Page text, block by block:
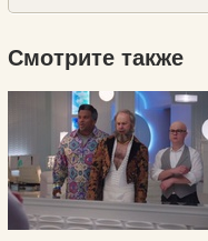
Смотрите также